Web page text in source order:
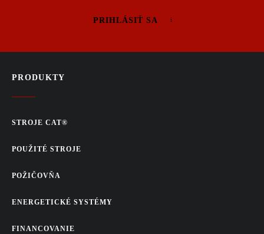
PRIHLÁSIŤ SA
PRODUKTY
STROJE CAT®
POUŽITÉ STROJE
POŽIČOVŇA
ENERGETICKÉ SYSTÉMY
FINANCOVANIE